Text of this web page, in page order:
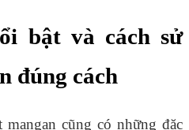
bật và cách sử
đúng cách
cũng có những đặc